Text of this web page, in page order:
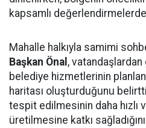
kapsamlı
Mahalle halkıyla samimi
Başkan Önal ,
belediye hizmetlerinin
haritası oluşturduğunu
tespit edilmesinin daha hızlı
üretilmesine katkı